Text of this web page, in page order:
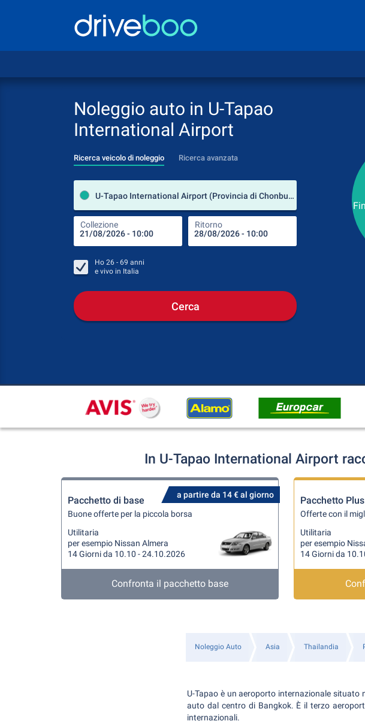
Noleggio auto in U-Tapao
International Airport
Ricerca veicolo di noleggio Ricerca avanzata
U-Tapao International Airport (Provincia di Chonburi / Thailandia)
Collezione Ritorno
Luogo del
Luogo di ritorno
Ho 26 - 69 anni
e vivo in Italia
Cerca
In U-Tapao International Airport
a partire da 14 € al giorno
Pacchetto di base
Buone offerte per la piccola borsa
Utilitaria
per esempio Nissan Almera
14 Giorni da 10.10 - 24.10.2026
Confronta il pacchetto base
Pacchetto Plus
Offerte con il
Utilitaria
per esempio
14 Giorni da
Noleggio Auto Asia Thailandia
U-Tapao è un aeroporto internazionale
auto dal centro di Bangkok. È il terzo
internazionali.